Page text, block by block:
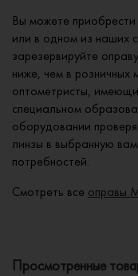
Вы можете
или в одном из наших
зарезервируйте
ниже, чем в
оптометристы,
специальном
оборудовании
линзы в выбранную
потребностей.
Смотреть все оправы
Просмотренные